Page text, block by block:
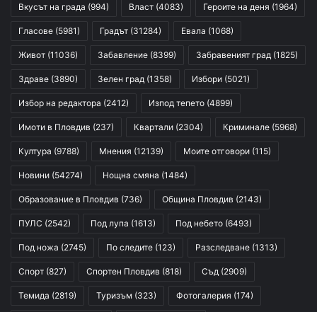
Вкусът на града (994) Власт (4083) Героите на деня (1964)
Гласове (5981) Градът (31284) Евала (1068)
Живот (11036) Забавление (8399) Забравеният град (1825)
Здраве (3890) Зелен град (1358) Избори (5021)
Избор на редактора (2412) Изпод тепето (4899)
Имоти в Пловдив (237) Квартали (2304) Криминале (5968)
Култура (9788) Мнения (12139) Моите отговори (115)
Новини (54274) Нощна смяна (1484)
Образование в Пловдив (736) Община Пловдив (2143)
ПУЛС (2542) Под лупа (1613) Под небето (6493)
Под ножа (2745) По следите (123) Разследване (1313)
Спорт (827) Спортен Пловдив (818) Съд (2909)
Темида (2819) Туризъм (323) Фотогалерия (174)